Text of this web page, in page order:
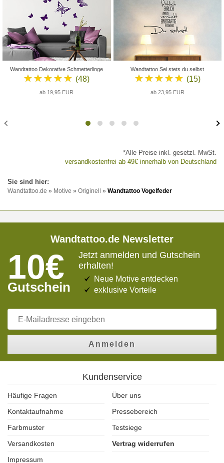
Wandtattoo Dekorative Schmetterlinge
★★★★★ (48)
ab 19,95 EUR
Wandtattoo Sei stets du selbst
★★★★★ (15)
ab 23,95 EUR
*Alle Preise inkl. gesetzl. MwSt.
versandkostenfrei ab 49€ innerhalb von Deutschland
Wandtattoo.de » Motive » Originell » Wandtattoo Vogelfeder
Wandtattoo.de Newsletter
10€
Gutschein
Jetzt anmelden und Gutschein
erhalten!
Neue Motive entdecken
exklusive Vorteile
Anmelden
Kundenservice
Häufige Fragen
Über uns
Kontaktaufnahme
Pressebereich
Farbmuster
Testsiege
Versandkosten
Vertrag widerrufen
Impressum